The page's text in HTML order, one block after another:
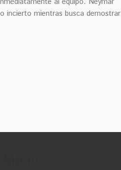
incierto mientras busca demostrar